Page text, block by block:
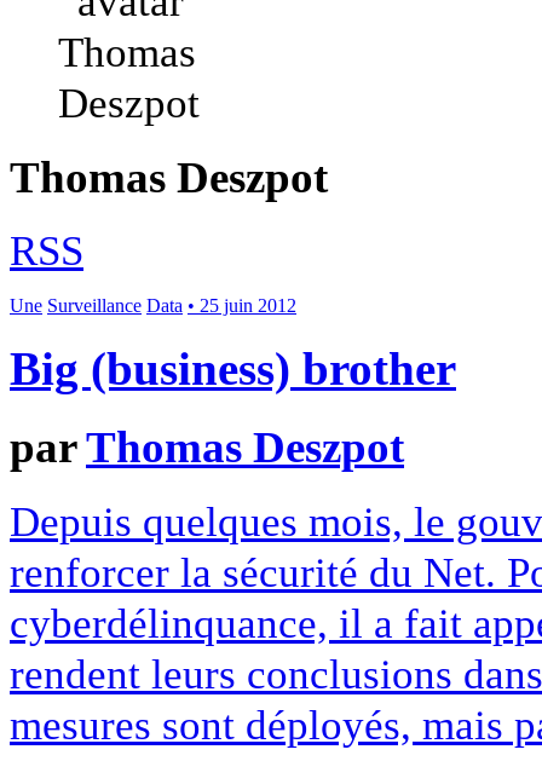
Thomas Deszpot
RSS
Une Surveillance Data • 25 juin 2012
Big (business) brother
parThomas Deszpot
Depuis quelques mois, le
renforcer la sécurité du Net.
cyberdélinquance, il a fait
rendent leurs conclusions
mesures sont déployés, mais